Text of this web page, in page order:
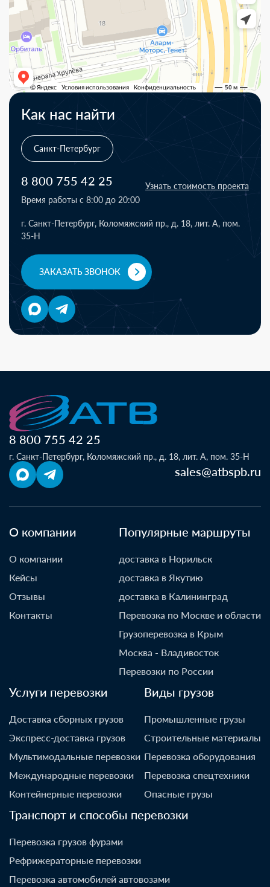
Как нас найти
Санкт-Петербург
8 800 755 42 25
Время работы с 8:00 до 20:00
Узнать стоимость проекта
г. Санкт-Петербург, Коломяжский пр., д. 18, лит. А, пом.
35-Н
ЗАКАЗАТЬ ЗВОНОК
8 800 755 42 25
г. Санкт-Петербург, Коломяжский пр., д. 18, лит. А, пом. 35-Н
sales@atbspb.ru
О компании
О компании
Кейсы
Отзывы
Контакты
Популярные маршруты
доставка в Норильск
доставка в Якутию
доставка в Калининград
Перевозка по Москве и области
Грузоперевозка в Крым
Москва - Владивосток
Перевозки по России
Услуги перевозки
Доставка сборных грузов
Экспресс-доставка грузов
Мультимодальные перевозки
Международные перевозки
Контейнерные перевозки
Виды грузов
Промышленные грузы
Строительные материалы
Перевозка оборудования
Перевозка спецтехники
Опасные грузы
Транспорт и способы перевозки
Перевозка грузов фурами
Рефрижераторные перевозки
Перевозка автомобилей автовозами